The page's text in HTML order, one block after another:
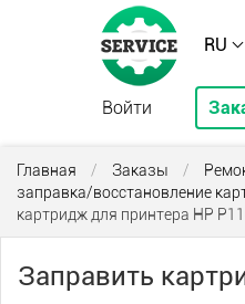
RU
Войти
Главная / Заказы /
заправка/восстановление
картридж для принтера HP
Заправить